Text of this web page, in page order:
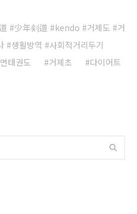
#少年剣道 #kendo #거제도 #거
#생활방역 #사회적거리두기
태권도 거제초 다이어트